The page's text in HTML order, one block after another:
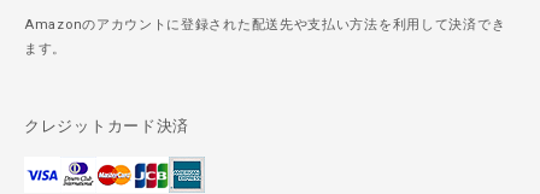
Amazonのアカウントに登録された配送先や支払い方法を利用して決済でき
ます。
クレジットカード決済